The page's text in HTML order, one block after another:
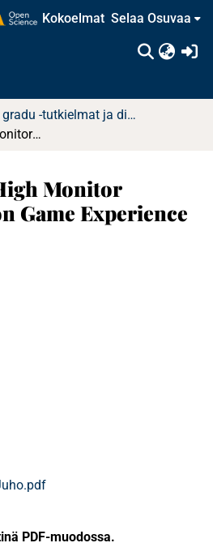
Kokoelmat Selaa Osuvaa
Pro gradu -tutkielmat ja diplomityöt
The Effect of High Monitor Refresh Rate on Game Experience
Monitor
Game Experience
PDF-muodossa.